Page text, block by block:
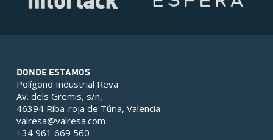
DONDE ESTAMOS
Polígono Industrial Reva
Av. dels Gremis, s/n,
46394 Riba-roja de Túria, Valencia
valresa@valresa.com
+34 961 669 560